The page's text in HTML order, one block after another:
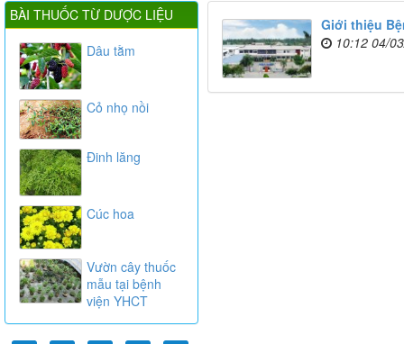
Giới thiệu
10:12 04/
BÀI THUỐC TỪ DƯỢC LIỆU
Dâu tằm
Cỏ nhọ nồi
Đinh lăng
Cúc hoa
Vườn cây thuốc
mẫu tại bệnh
viện YHCT